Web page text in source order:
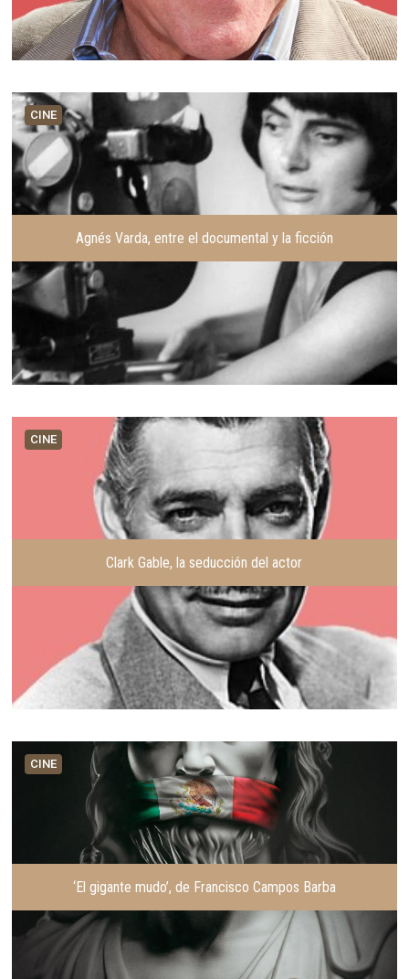
CINE
Agnés Varda, entre el documental y la ficción
CINE
Clark Gable, la seducción del actor
CINE
‘El gigante mudo’, de Francisco Campos Barba